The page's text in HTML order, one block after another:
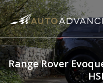
Range Rover